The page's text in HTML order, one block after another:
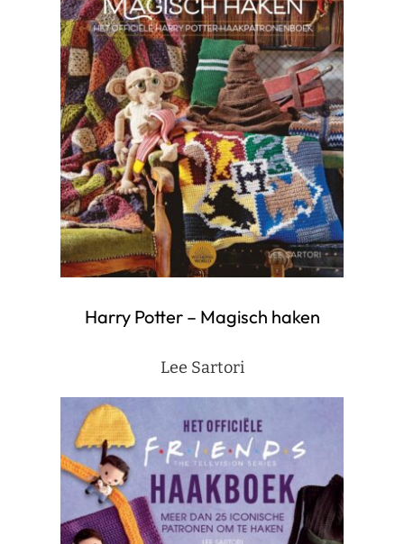
Harry Potter – Magisch haken
Lee Sartori